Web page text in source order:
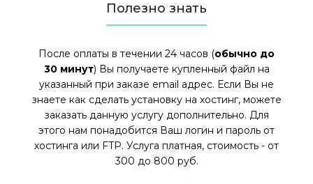
Полезно знать
После оплаты в течении 24 часов (обычно до
30 минут) Вы получаете купленный файл на
указанный при заказе email адрес. Если Вы не
знаете как сделать установку на хостинг, можете
заказать данную услугу дополнительно. Для
этого нам понадобится Ваш логин и пароль от
хостинга или FTP. Услуга платная, стоимость - от
300 до 800 руб.